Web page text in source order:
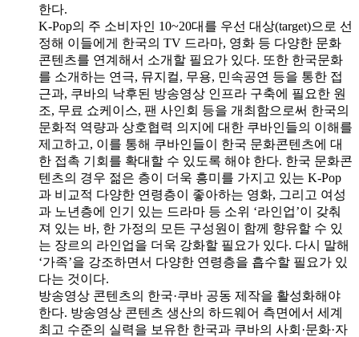
한다.
K-Pop의 주 소비자인 10~20대를 우선 대상(target)으로 선
정해 이들에게 한국의 TV 드라마, 영화 등 다양한 문화
콘텐츠를 연계해서 소개할 필요가 있다. 또한 한국문화
를 소개하는 연극, 뮤지컬, 무용, 민속공연 등을 통한 접
근과, 쿠바의 낙후된 방송영상 인프라 구축에 필요한 원
조, 무료 쇼케이스, 팬 사인회 등을 개최함으로써 한국의
문화적 역량과 상호협력 의지에 대한 쿠바인들의 이해를
제고하고, 이를 통해 쿠바인들이 한국 문화콘텐츠에 대
한 접촉 기회를 확대할 수 있도록 해야 한다. 한국 문화콘
텐츠의 경우 젊은 층이 더욱 흥미를 가지고 있는 K-Pop
과 비교적 다양한 연령층이 좋아하는 영화, 그리고 여성
과 노년층에 인기 있는 드라마 등 소위 ‘라인업’이 갖춰
져 있는 바, 한 가정의 모든 구성원이 함께 향유할 수 있
는 장르의 라인업을 더욱 강화할 필요가 있다. 다시 말해
‘가족’을 강조하면서 다양한 연령층을 흡수할 필요가 있
다는 것이다.
방송영상 콘텐츠의 한국·쿠바 공동 제작을 활성화해야
한다. 방송영상 콘텐츠 생산의 하드웨어 측면에서 세계
최고 수준의 실력을 보유한 한국과 쿠바의 사회·문화·자